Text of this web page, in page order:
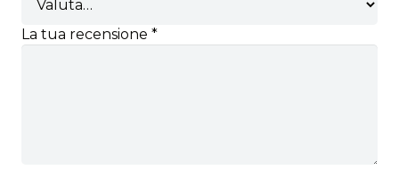
La tua recensione *